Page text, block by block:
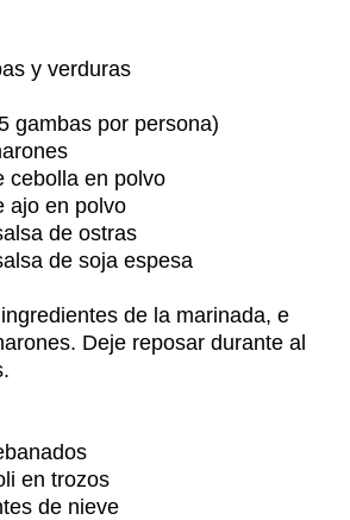
y verduras
gambas por persona)
cebolla en polvo
ajo en polvo
de ostras
de soja espesa
de la marinada, e
Deje reposar durante al
en trozos
de nieve